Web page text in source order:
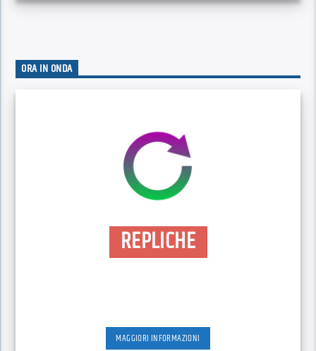
ORA IN ONDA
REPLICHE
MAGGIORI INFORMAZIONI